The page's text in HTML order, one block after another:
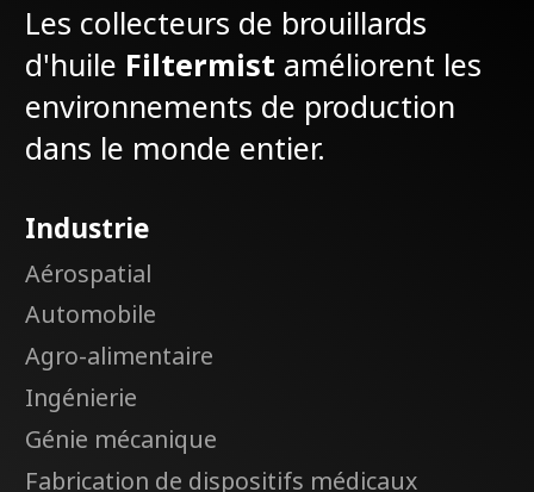
Les collecteurs de brouillards
d'huile Filtermist améliorent les
environnements de production
dans le monde entier.
Industrie
Aérospatial
Automobile
Agro-alimentaire
Ingénierie
Génie mécanique
Fabrication de dispositifs médicaux